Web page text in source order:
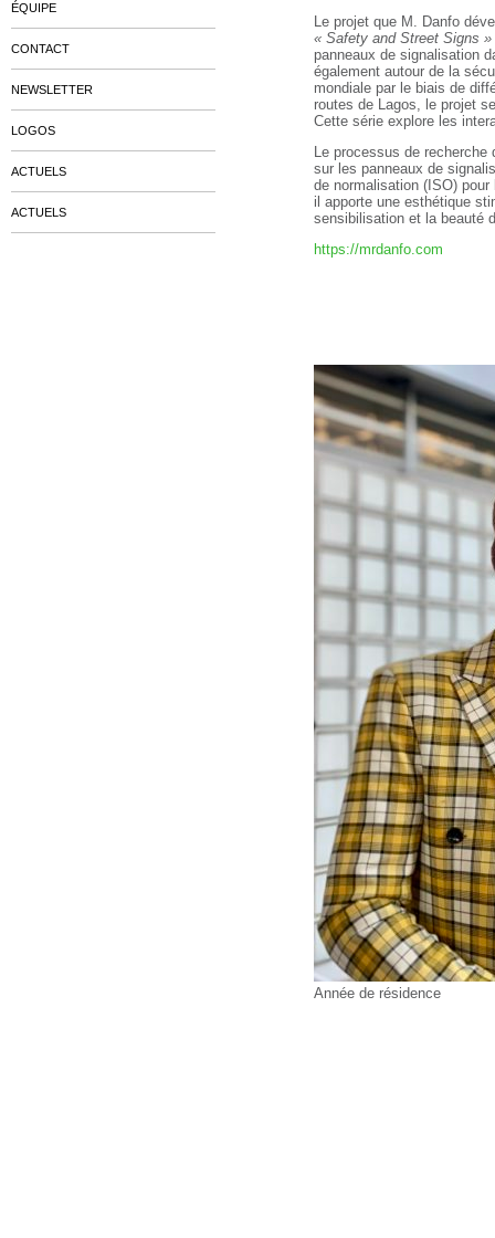
Le projet que M. Danfo
« Safety and Street Signs »
panneaux de signalisation
également autour de la
mondiale par le biais de
routes de Lagos, le projet
Cette série explore les
Le processus de recherche
sur les panneaux de
de normalisation (ISO)
il apporte une esthétique
sensibilisation et la beauté
https://mrdanfo.com
Année de résidence
ÉQUIPE
CONTACT
NEWSLETTER
LOGOS
ACTUELS
ACTUELS